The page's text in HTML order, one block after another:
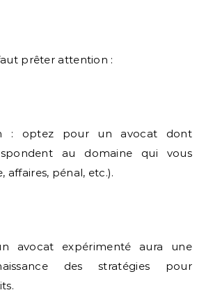
prêter attention :
: optez pour un avocat dont
au domaine qui vous
affaires, pénal, etc.).
avocat expérimenté aura une
des stratégies pour